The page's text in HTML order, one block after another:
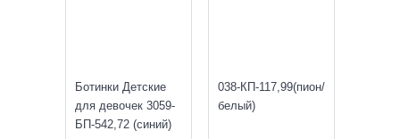
Ботинки Детские
для девочек 3059-
БП-542,72 (синий)
038-КП-117,99(пион/
белый)